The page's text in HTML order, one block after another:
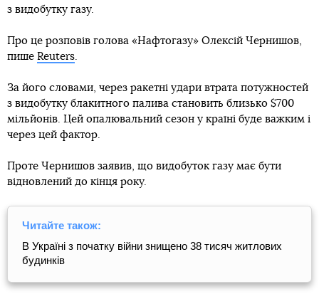
з видобутку газу.
Про це розповів голова «Нафтогазу» Олексій Чернишов,
пише Reuters.
За його словами, через ракетні удари втрата потужностей
з видобутку блакитного палива становить близько $700
мільйонів. Цей опалювальний сезон у країні буде важким і
через цей фактор.
Проте Чернишов заявив, що видобуток газу має бути
відновлений до кінця року.
Читайте також:
В Україні з початку війни знищено 38 тисяч житлових
будинків